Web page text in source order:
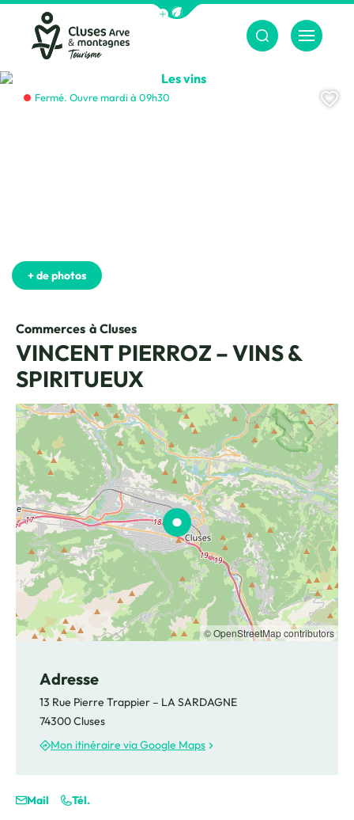
Afficher la barre de navigation du
Cluses Arve &amp; montagnes
Menu
Commerces à Cluses
VINCENT PIERROZ – VINS &
SPIRITUEUX
Les vins, © CAMT
+ de photos
Fermé. Ouvre mardi à 09h30
© OpenStreetMap contributors
Adresse
13 Rue Pierre Trappier – LA SARDAGNE
74300 Cluses
Mon itinéraire via Google Maps
Mail Tél.